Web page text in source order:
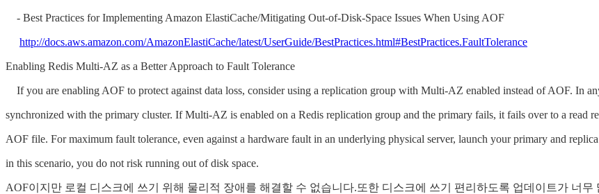
- Best Practices for Implementing Amazon ElastiCache/Mitigating Out-of-Disk-Space Issues When Using AOF
http://docs.aws.amazon.com/AmazonElastiCache/latest/UserGuide/BestPractices.html#BestPractices.FaultTolerance
Enabling Redis Multi-AZ as a Better Approach to Fault Tolerance
If you are enabling AOF to protect against data loss, consider using a replication group with Multi-AZ enabled instead of AOF. In
synchronized with the primary cluster. If Multi-AZ is enabled on a Redis replication group and the primary fails, it fails over to a read
AOF file. For maximum fault tolerance, even against a hardware fault in an underlying physical server, launch your primary and
in this scenario, you do not risk running out of disk space.
AOF이지만 로컬 디스크에 쓰기 위해 물리적 장애를 해결할 수 없습니다.또한 디스크에 쓰기 편리하도록 업데이트가 너